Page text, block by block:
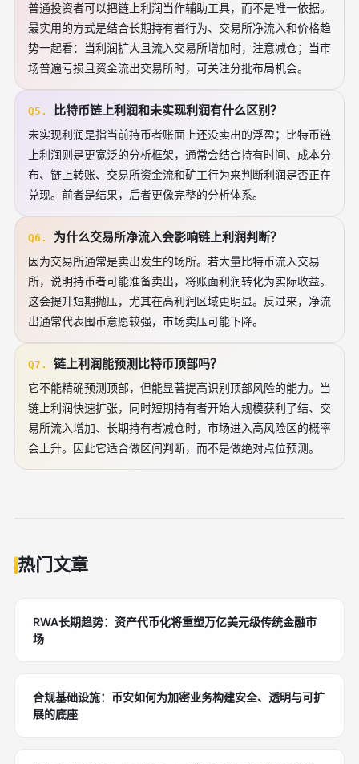
普通投资者可以把链上利润当作辅助工具，而不是唯一依据。
最实用的方式是结合长期持有者行为、交易所净流入和价格趋
势一起看：当利润扩大且流入交易所增加时，注意减仓；当市
场普遍亏损且资金流出交易所时，可关注分批布局机会。
Q5. 比特币链上利润和未实现利润有什么区别？
未实现利润是指当前持币者账面上还没卖出的浮盈；比特币链
上利润则是更宽泛的分析框架，通常会结合持有时间、成本分
布、链上转账、交易所资金流和矿工行为来判断利润是否正在
兑现。前者是结果，后者更像完整的分析体系。
Q6. 为什么交易所净流入会影响链上利润判断？
因为交易所通常是卖出发生的场所。若大量比特币流入交易
所，说明持币者可能准备卖出，将账面利润转化为实际收益。
这会提升短期抛压，尤其在高利润区域更明显。反过来，净流
出通常代表囤币意愿较强，市场卖压可能下降。
Q7. 链上利润能预测比特币顶部吗？
它不能精确预测顶部，但能显著提高识别顶部风险的能力。当
链上利润快速扩张，同时短期持有者开始大规模获利了结、交
易所流入增加、长期持有者减仓时，市场进入高风险区的概率
会上升。因此它适合做区间判断，而不是做绝对点位预测。
热门文章
RWA长期趋势：资产代币化将重塑万亿美元级传统金融市
场
合规基础设施：币安如何为加密业务构建安全、透明与可扩
展的底座